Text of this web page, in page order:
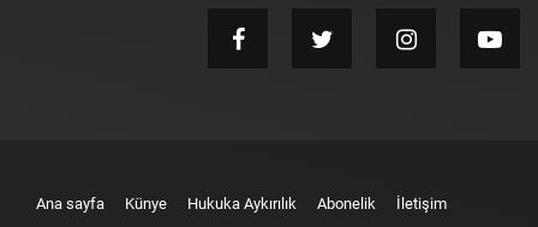
Ana sayfa Künye Hukuka Aykırılık Abonelik İletişim